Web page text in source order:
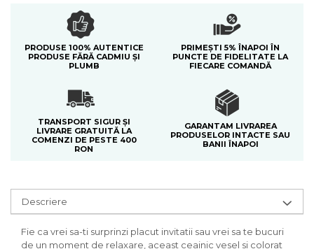
PRODUSE 100% AUTENTICE
PRODUSE FĂRĂ CADMIU ȘI
PLUMB
PRIMEȘTI 5% ÎNAPOI ÎN
PUNCTE DE FIDELITATE LA
FIECARE COMANDĂ
TRANSPORT SIGUR ȘI
LIVRARE GRATUITĂ LA
COMENZI DE PESTE 400
RON
GARANTAM LIVRAREA
PRODUSELOR INTACTE SAU
BANII ÎNAPOI
Descriere
Fie ca vrei sa-ti surprinzi placut invitatii sau vrei sa te bucuri
de un moment de relaxare, aceast ceainic vesel si colorat